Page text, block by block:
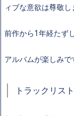
ィブな意欲は尊敬し
前作から1年経たず
アルバムが楽しみで
トラックリスト